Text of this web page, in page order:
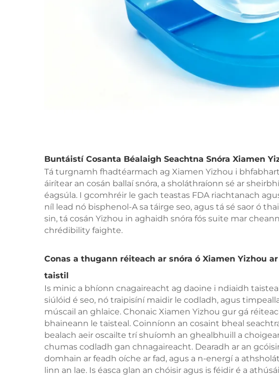
Buntáistí Cosanta Béalaigh Seachtna Snóra Xiamen
Tá turgnamh fhadtéarmach ag Xiamen Yizhou i
áirítear an cosán ballaí snóra, a sholáthraíonn sé ar
éagsúla. I gcomhréir le gach teastas FDA riachtanach
níl lead nó bisphenol-A sa táirge seo, agus tá sé saor ó
sin, tá cosán Yizhou in aghaidh snóra fós suite mar
chrédibility faighte.
Conas a thugann réiteach ar snóra ó Xiamen Yizhou
taistil
Is minic a bhíonn cnagaireacht ag daoine i ndiaidh
siúlóid é seo, nó traipisíní maidir le codladh, agus
múscail an ghlaice. Chonaic Xiamen Yizhou gur gá
bhaineann le taisteal. Coinníonn an cosaint bheal
bealach aeir oscailte trí shuíomh an ghealbhuill a
chumas codladh gan chnagaireacht. Dearadh ar an
domhain ar feadh oíche ar fad, agus a n-energí a
linn an lae. Is éasca glan an chóisir agus is féidir é a